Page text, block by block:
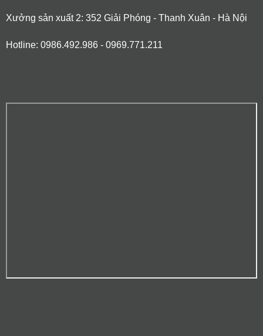
Xưởng sản xuất 2: 352 Giải Phóng - Thanh Xuân - Hà Nội
Hotline: 0986.492.986 - 0969.771.211